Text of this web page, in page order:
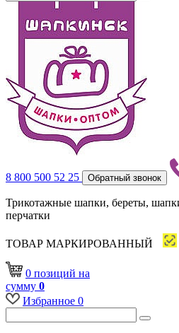
8 800 500 52 25 Обратный звонок
Трикотажные шапки, береты,
перчатки
ТОВАР МАРКИРОВАННЫЙ
0 позиций на
сумму 0
Избранное 0